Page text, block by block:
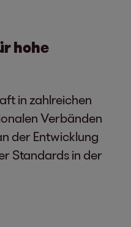
hohe
in zahlreichen
Verbänden
der Entwicklung
Standards in der